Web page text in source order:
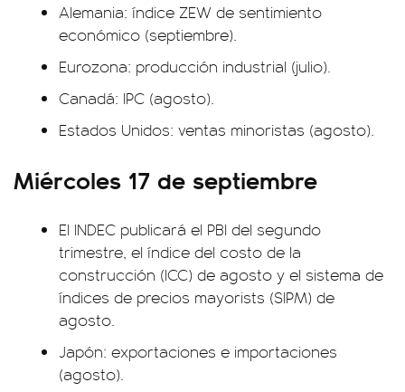
Alemania: índice ZEW de sentimiento
económico (septiembre).
Eurozona: producción industrial (julio).
Canadá: IPC (agosto).
Estados Unidos: ventas minoristas (agosto).
Miércoles 17 de septiembre
El INDEC publicará el PBI del segundo
trimestre, el índice del costo de la
construcción (ICC) de agosto y el sistema de
índices de precios mayorists (SIPM) de
agosto.
Japón: exportaciones e importaciones
(agosto).